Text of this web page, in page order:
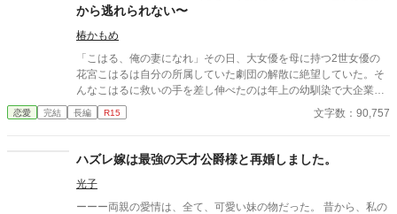
から逃れられない〜
椿かもめ
「こはる、俺の妻になれ」その日、大女優を母に持つ2世女優の
花宮こはるは自分の所属していた劇団の解散に絶望していた。そ
んなこはるに救いの手を差し伸べたのは年上の幼馴染で大企業の
御曹司、月ノ島玲二だった。けれど代わりに妻になることを強要
してきて──。花嫁となったこはるに対し、俺様な玲二は独占欲を
女優】 ☆☆☆ベリーズカフェで日間4位いただきました☆☆☆ ※
さい
恋愛 完結 長編 R15 文字数：90,757
ハズレ嫁は最強の天才公爵様と再婚しました。
光子
ーーー両親の愛情は、全て、可愛い妹の物だった。 昔から、私の